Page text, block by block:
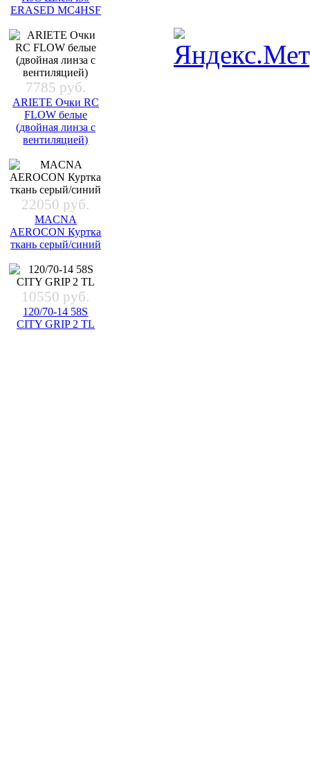
ERASED MC4HSF
7785 руб.
ARIETE Очки RC
FLOW белые
(двойная линза с
вентиляцией)
22050 руб.
MACNA
AEROCON Куртка
ткань серый/синий
10550 руб.
120/70-14 58S
CITY GRIP 2 TL